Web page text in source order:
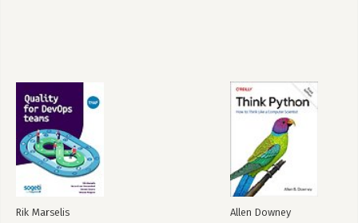
Rik Marselis Allen Downey